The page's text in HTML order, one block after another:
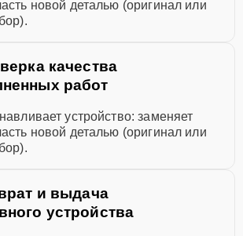
новой деталью (оригинал или
качества
работ
устройство: заменяет
новой деталью (оригинал или
и выдача
устройства